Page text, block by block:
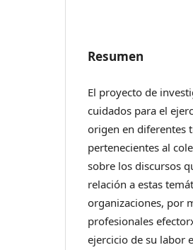
Resumen
El proyecto de
cuidados para el
origen en diferentes
pertenecientes al
sobre los discursos
relación a estas
organizaciones, por
profesionales
ejercicio de su labor